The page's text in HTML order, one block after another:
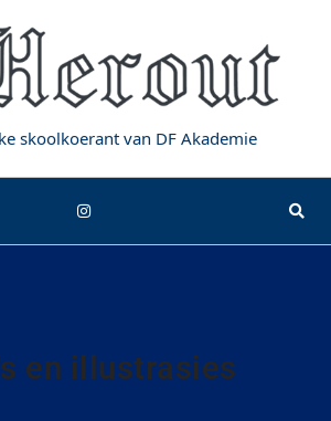
skoolkoerant van DF Akademie
en illustrasies